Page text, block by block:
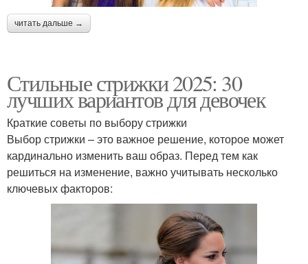
читать дальше →
Стильные стрижки 2025: 30
лучших вариантов для девочек
Краткие советы по выбору стрижки
Выбор стрижки – это важное решение, которое может
кардинально изменить ваш образ. Перед тем как
решиться на изменение, важно учитывать несколько
ключевых факторов: